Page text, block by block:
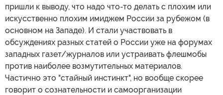
пришли к выводу, что надо что-то делать с плохим или
искусственно плохим имиджем России за рубежом (в
основном на Западе). И стали участвовать в
обсуждениях разных статей о России уже на форумах
западных газет/журналов или устраивать флешмобы
против наиболее возмутительных материалов.
Частично это "стайный инстинкт", но вообще скорее
говорит о сознательности и самоорганизации